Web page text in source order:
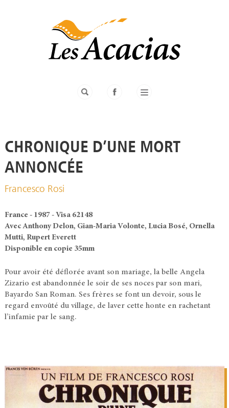
CHRONIQUE D’UNE MORT
ANNONCÉE
Francesco Rosi
France - 1987 - Visa 62148
Avec Anthony Delon, Gian-Maria Volonte, Lucia Bosé, Ornella
Mutti, Rupert Everett
Disponible en copie 35mm
Pour avoir été déflorée avant son mariage, la belle Angela
Zizario est abandonnée le soir de ses noces par son mari,
Bayardo San Roman. Ses frères se font un devoir, sous le
regard envoûté du village, de laver cette honte en rachetant
l’infamie par le sang.